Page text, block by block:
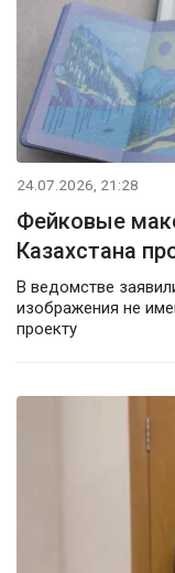
24.07.2026, 21:28
Фейковые
Казахстана
В ведомстве
изображения не
проекту